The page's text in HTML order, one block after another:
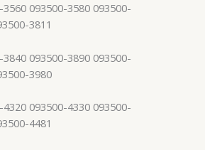
093500-3580 093500-
3811
093500-3890 093500-
3980
093500-4330 093500-
4481